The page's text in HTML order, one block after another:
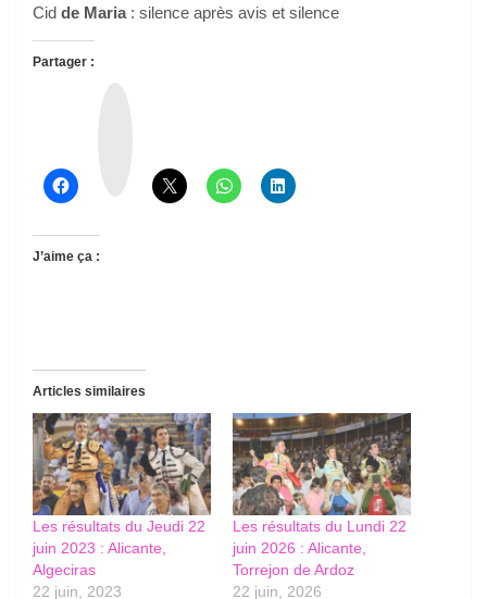
Cid de Maria: silence après avis et silence
Partager :
J’aime ça :
Articles similaires
Les résultats du Jeudi 22
juin 2023 : Alicante,
Algeciras
22 juin, 2023
Les résultats du Lundi 22
juin 2026 : Alicante,
Torrejon de Ardoz
22 juin, 2026